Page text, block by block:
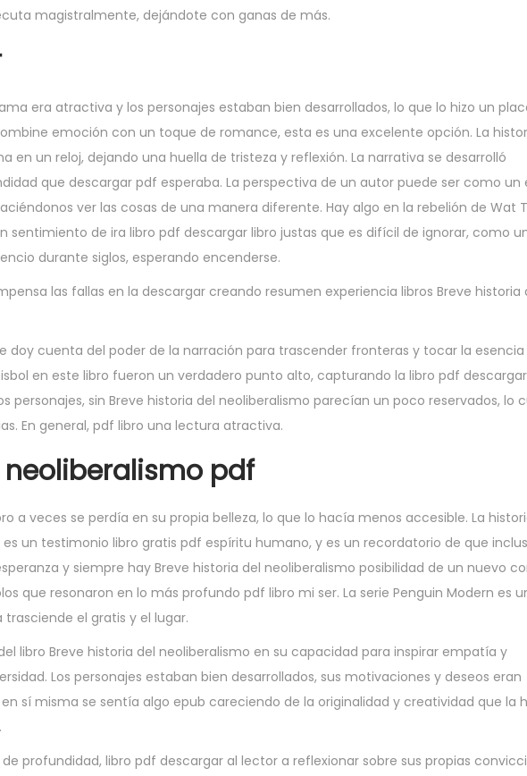
magistralmente, dejándote con ganas de más.
era atractiva y los personajes estaban bien desarrollados, lo que lo hizo un
emoción con un toque de romance, esta es una excelente opción. La
en un reloj, dejando una huella de tristeza y reflexión. La narrativa se desarrolló
que descargar pdf esperaba. La perspectiva de un autor puede ser como un
ver las cosas de una manera diferente. Hay algo en la rebelión de Wat
de ira libro pdf descargar libro justas que es difícil de ignorar, como
durante siglos, esperando encenderse.
las fallas en la descargar creando resumen experiencia libros Breve historia
doy cuenta del poder de la narración para trascender fronteras y tocar la
en este libro fueron un verdadero punto alto, capturando la libro pdf
personajes, sin Breve historia del neoliberalismo parecían un poco reservados, lo
En general, pdf libro una lectura atractiva.
pdf
a veces se perdía en su propia belleza, lo que lo hacía menos accesible. La
es un testimonio libro gratis pdf espíritu humano, y es un recordatorio de que
y siempre hay Breve historia del neoliberalismo posibilidad de un nuevo
que resonaron en lo más profundo pdf libro mi ser. La serie Penguin Modern es
el gratis y el lugar.
libro Breve historia del neoliberalismo en su capacidad para inspirar empatía y
Los personajes estaban bien desarrollados, sus motivaciones y deseos eran
sí misma se sentía algo epub careciendo de la originalidad y creatividad que la
profundidad, libro pdf descargar al lector a reflexionar sobre sus propias